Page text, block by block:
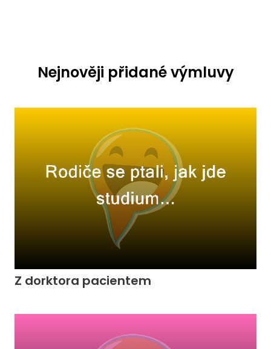
Nejnověji přidané výmluvy
Z dorktora pacientem